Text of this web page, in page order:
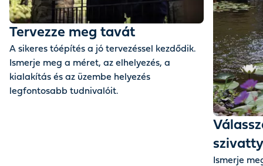
Tervezze meg tavát
A sikeres tóépítés a jó tervezéssel kezdődik.
Ismerje meg a méret, az elhelyezés, a
kialakítás és az üzembe helyezés
legfontosabb tudnivalóit.
Ismerje